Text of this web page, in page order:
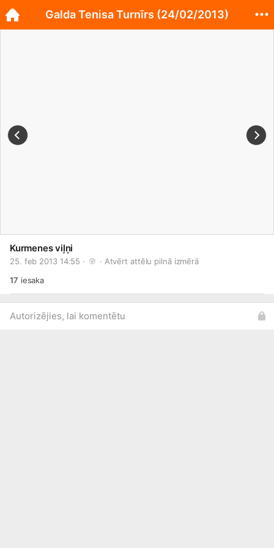
Kurmenes viļņi
25. feb 2013 14:55 · · Atvērt attēlu pilnā izmērā
17 iesaka
Autorizējies, lai komentētu
Galda Tenisa Turnīrs (24/02/2013)